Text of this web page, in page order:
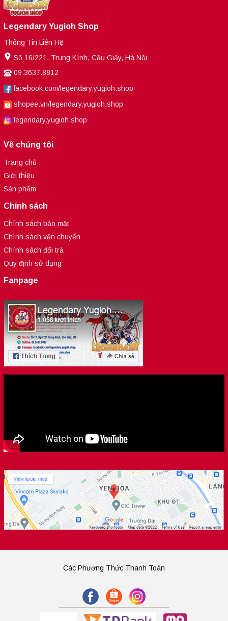
Legendary Yugioh Shop
Thông Tin Liên Hệ
Số 16/221, Trung Kính, Cầu Giấy, Hà Nội
09.3637.8812
facebook.com/legendary.yugioh.shop
shopee.vn/legendary.yugioh.shop
legendary.yugioh.shop
Về chúng tôi
Trang chủ
Giới thiệu
Sản phẩm
Chính sách
Chính sách bảo mật
Chính sách vận chuyển
Chính sách đổi trả
Quy định sử dụng
Fanpage
Các Phương Thức Thanh Toán